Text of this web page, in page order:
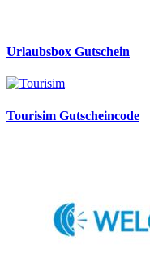
Urlaubsbox Gutschein
Tourisim Gutscheincode